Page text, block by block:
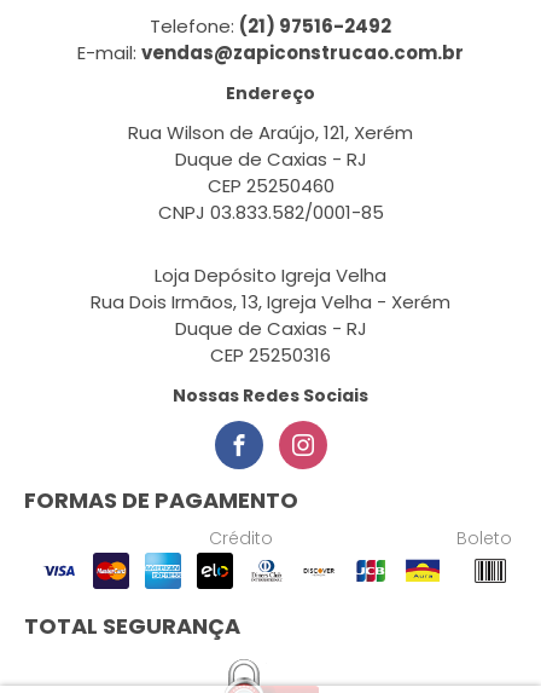
Telefone: (21) 97516-2492
E-mail: vendas@zapiconstrucao.com.br
Endereço
Rua Wilson de Araújo, 121, Xerém
Duque de Caxias - RJ
CEP 25250460
CNPJ 03.833.582/0001-85
Loja Depósito Igreja Velha
Rua Dois Irmãos, 13, Igreja Velha - Xerém
Duque de Caxias - RJ
CEP 25250316
Nossas Redes Sociais
FORMAS DE PAGAMENTO
Crédito Boleto
TOTAL SEGURANÇA